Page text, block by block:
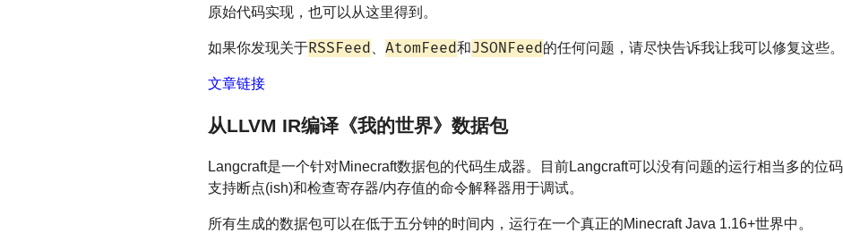
原始代码实现，也可以从这里得到。
如果你发现关于RSSFeed AtomFeed和JSONFeed的任何问题，请尽快告诉我让我可以修复这些。
文章链接
从LLVM IR编译《我的世界》数据包
Langcraft是一个针对Minecraft数据包的代码生成器。目前Langcraft可以没有问题的运行相当多的位
支持断点(ish)和检查寄存器/内存值的命令解释器用于调试。
所有生成的数据包可以在低于五分钟的时间内，运行在一个真正的Minecraft Java 1.16+世界中。